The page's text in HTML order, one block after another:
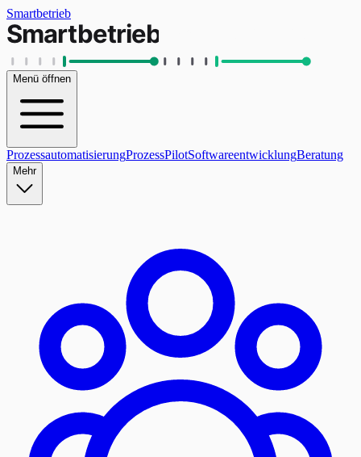
Smartbetrieb
Menü öffnen
ProzessautomatisierungProzessPilotSoftwareentwicklungBeratung
Mehr